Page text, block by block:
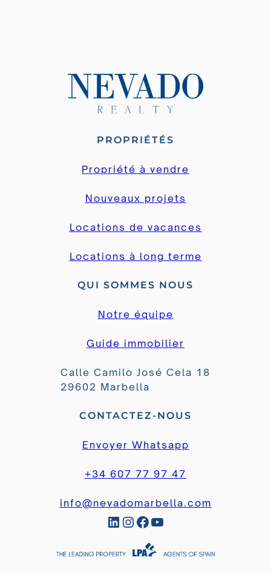
PROPRIÉTÉS
Propriété à vendre
Nouveaux projets
Locations de vacances
Locations à long terme
QUI SOMMES NOUS
Notre équipe
Guide immobilier
Calle Camilo José Cela 18
29602 Marbella
CONTACTEZ-NOUS
Envoyer Whatsapp
+34 607 77 97 47
info@nevadomarbella.com
LinkedIn InstagramFacebook YouTube